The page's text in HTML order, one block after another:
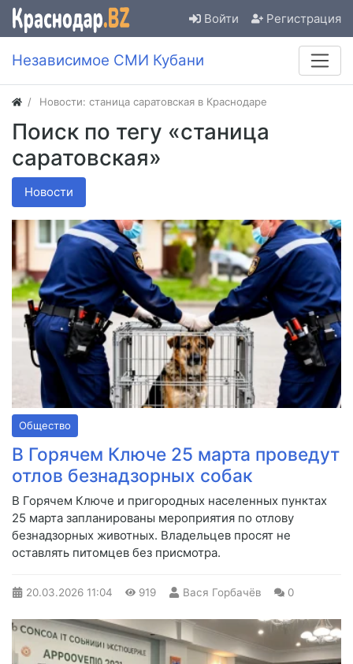
Войти Регистрация
Независимое СМИ Кубани
Новости: станица саратовская в Краснодаре
Поиск по тегу «станица
саратовская»
Новости
Общество
В Горячем Ключе 25 марта проведут
отлов безнадзорных собак
В Горячем Ключе и пригородных населенных пунктах
25 марта запланированы мероприятия по отлову
безнадзорных животных. Владельцев просят не
оставлять питомцев без присмотра.
20.03.2026 11:04 919 Вася Горбачёв 0